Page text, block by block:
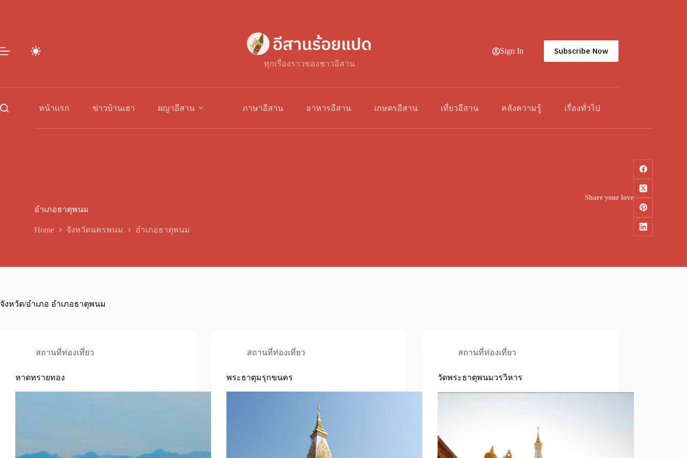
ทุกเรื่องราวของชาวอีสาน
Sign In Subscribe Now
หน้าแรก ข่าวบ้านเฮา ผญาอีสาน ภาษาอีสาน อาหารอีสาน เกษตรอีสาน เที่ยวอีสาน คลังความรู้ เรื่องทั่วไป
อำเภอธาตุพนม
Home จังหวัดนครพนม อำเภอธาตุพนม
Share your love
จังหวัด/อำเภอ อำเภอธาตุพนม
สถานที่ท่องเที่ยว
หาดทรายทอง
สถานที่ท่องเที่ยว
พระธาตุมรุกขนคร
สถานที่ท่องเที่ยว
วัดพระธาตุพนมวรวิหาร